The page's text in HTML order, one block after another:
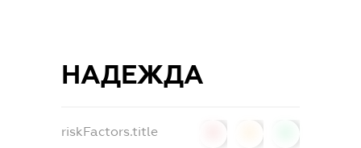
НАДЕЖДА
riskFactors.title